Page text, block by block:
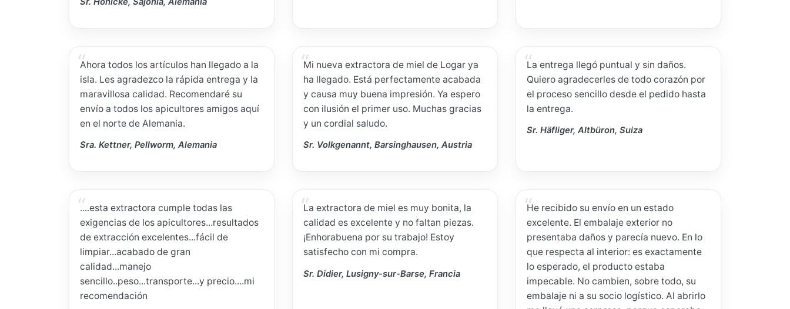
Ahora todos los artículos han llegado a la
isla. Les agradezco la rápida entrega y la
maravillosa calidad. Recomendaré su
envío a todos los apicultores amigos aquí
en el norte de Alemania.
Sra. Kettner, Pellworm, Alemania
Mi nueva extractora de miel de Logar ya
ha llegado. Está perfectamente acabada
y causa muy buena impresión. Ya espero
con ilusión el primer uso. Muchas gracias
y un cordial saludo.
Sr. Volkgenannt, Barsinghausen, Austria
La entrega llegó puntual y sin daños.
Quiero agradecerles de todo corazón por
el proceso sencillo desde el pedido hasta
la entrega.
Sr. Häfliger, Altbüron, Suiza
....esta extractora cumple todas las
exigencias de los apicultores...resultados
de extracción excelentes...fácil de
limpiar...acabado de gran
calidad...manejo
sencillo..peso...transporte...y precio....mi
recomendación
La extractora de miel es muy bonita, la
calidad es excelente y no faltan piezas.
¡Enhorabuena por su trabajo! Estoy
satisfecho con mi compra.
Sr. Didier, Lusigny-sur-Barse, Francia
He recibido su envío en un estado
excelente. El embalaje exterior no
presentaba daños y parecía nuevo. En lo
que respecta al interior: es exactamente
lo esperado, el producto estaba
impecable. No cambien, sobre todo, su
embalaje ni a su socio logístico. Al abrirlo